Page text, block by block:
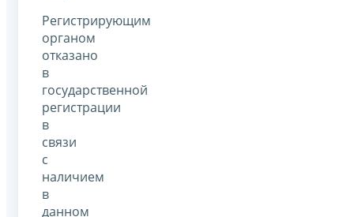
Регистрирующим
органом
отказано
в
государственной
регистрации
в
связи
с
наличием
в
данном